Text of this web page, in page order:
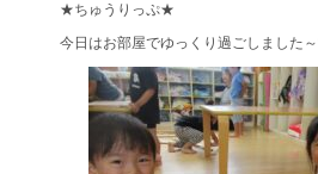
★ちゅうりっぷ★
今日はお部屋でゆっくり過ごしました